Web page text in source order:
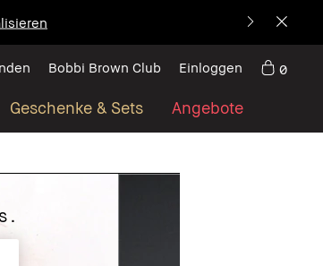
Geschenke & Sets Angebote
Bobbi Brown Club Einloggen 0